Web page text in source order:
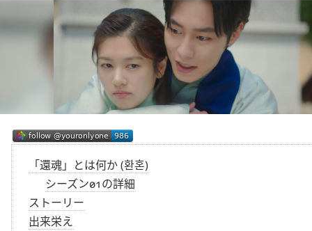
「還魂」とは何か (환혼)
シーズン01の詳細
ストーリー
出来栄え